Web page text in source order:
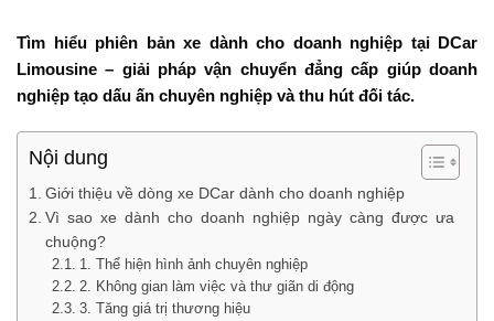
Tìm hiểu phiên bản xe dành cho doanh nghiệp tại DCar
Limousine – giải pháp vận chuyển đẳng cấp giúp doanh
nghiệp tạo dấu ấn chuyên nghiệp và thu hút đối tác.
Nội dung
Giới thiệu về dòng xe DCar dành cho doanh nghiệp
Vì sao xe dành cho doanh nghiệp ngày càng được ưa
chuộng?
1. Thể hiện hình ảnh chuyên nghiệp
2. Không gian làm việc và thư giãn di động
3. Tăng giá trị thương hiệu